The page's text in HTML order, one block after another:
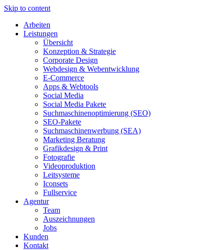
Skip to content
Arbeiten
Leistungen
Übersicht
Konzeption & Strategie
Corporate Design
Webdesign & Webentwicklung
E-Commerce
Apps & Webtools
Social Media
Social Media Pakete
Suchmaschinenoptimierung (SEO)
SEO-Pakete
Suchmaschinenwerbung (SEA)
Marketing Beratung
Grafikdesign & Print
Fotografie
Videoproduktion
Leitsysteme
Iconsets
Fullservice
Agentur
Team
Auszeichnungen
Jobs
Kunden
Kontakt